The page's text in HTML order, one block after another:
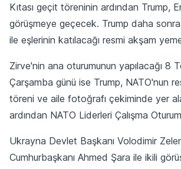
Kıtası geçit töreninin ardından Trump,
görüşmeye geçecek. Trump daha
ile eşlerinin katılacağı resmi akşam
Zirve'nin ana oturumunun yapılacağı 8
Çarşamba günü ise Trump, NATO'nun
töreni ve aile fotoğrafı çekiminde yer
ardından NATO Liderleri Çalışma
Ukrayna Devlet Başkanı Volodimir
Cumhurbaşkanı Ahmed Şara ile ikili